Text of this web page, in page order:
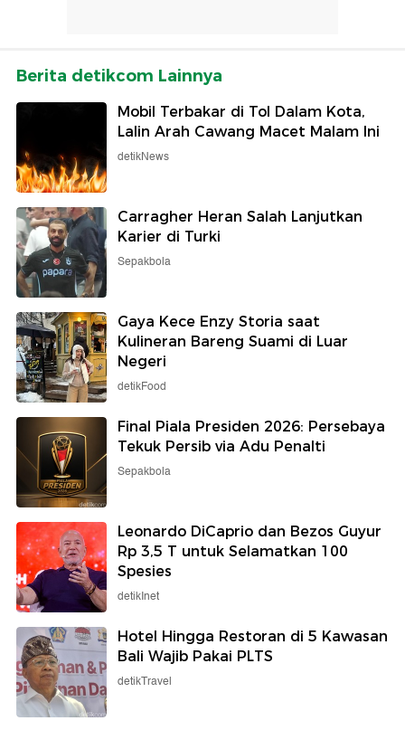
Berita detikcom Lainnya
Mobil Terbakar di Tol Dalam Kota,
Lalin Arah Cawang Macet Malam Ini
detikNews
Carragher Heran Salah Lanjutkan
Karier di Turki
Sepakbola
Gaya Kece Enzy Storia saat
Kulineran Bareng Suami di Luar
Negeri
detikFood
Final Piala Presiden 2026: Persebaya
Tekuk Persib via Adu Penalti
Sepakbola
Leonardo DiCaprio dan Bezos Guyur
Rp 3,5 T untuk Selamatkan 100
Spesies
detikInet
Hotel Hingga Restoran di 5 Kawasan
Bali Wajib Pakai PLTS
detikTravel